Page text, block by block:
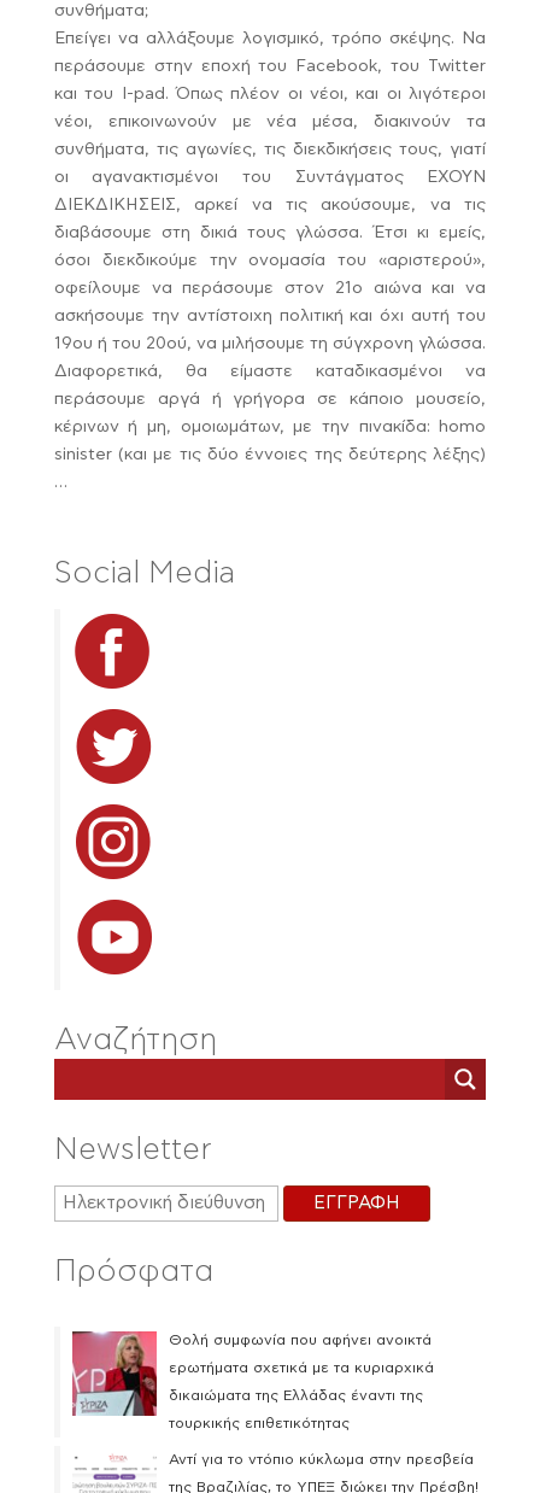
συνθήματα;
Επείγει να αλλάξουμε λογισμικό, τρόπο σκέψης. Να
περάσουμε στην εποχή του Facebook, του Twitter
και του I-pad. Όπως πλέον οι νέοι, και οι λιγότεροι
νέοι, επικοινωνούν με νέα μέσα, διακινούν τα
συνθήματα, τις αγωνίες, τις διεκδικήσεις τους, γιατί
οι αγανακτισμένοι του Συντάγματος ΕΧΟΥΝ
ΔΙΕΚΔΙΚΗΣΕΙΣ, αρκεί να τις ακούσουμε, να τις
διαβάσουμε στη δικιά τους γλώσσα. Έτσι κι εμείς,
όσοι διεκδικούμε την ονομασία του «αριστερού»,
οφείλουμε να περάσουμε στον 21ο αιώνα και να
ασκήσουμε την αντίστοιχη πολιτική και όχι αυτή του
19ου ή του 20ού, να μιλήσουμε τη σύγχρονη γλώσσα.
Διαφορετικά, θα είμαστε καταδικασμένοι να
περάσουμε αργά ή γρήγορα σε κάποιο μουσείο,
κέρινων ή μη, ομοιωμάτων, με την πινακίδα: homo
sinister (και με τις δύο έννοιες της δεύτερης λέξης)
…
Social Media
Αναζήτηση
Newsletter
Πρόσφατα
Θολή συμφωνία που αφήνει ανοικτά
ερωτήματα σχετικά με τα κυριαρχικά
δικαιώματα της Ελλάδας έναντι της
τουρκικής επιθετικότητας
Αντί για το ντόπιο κύκλωμα στην πρεσβεία
της Βραζιλίας, το ΥΠΕΞ διώκει την Πρέσβη!